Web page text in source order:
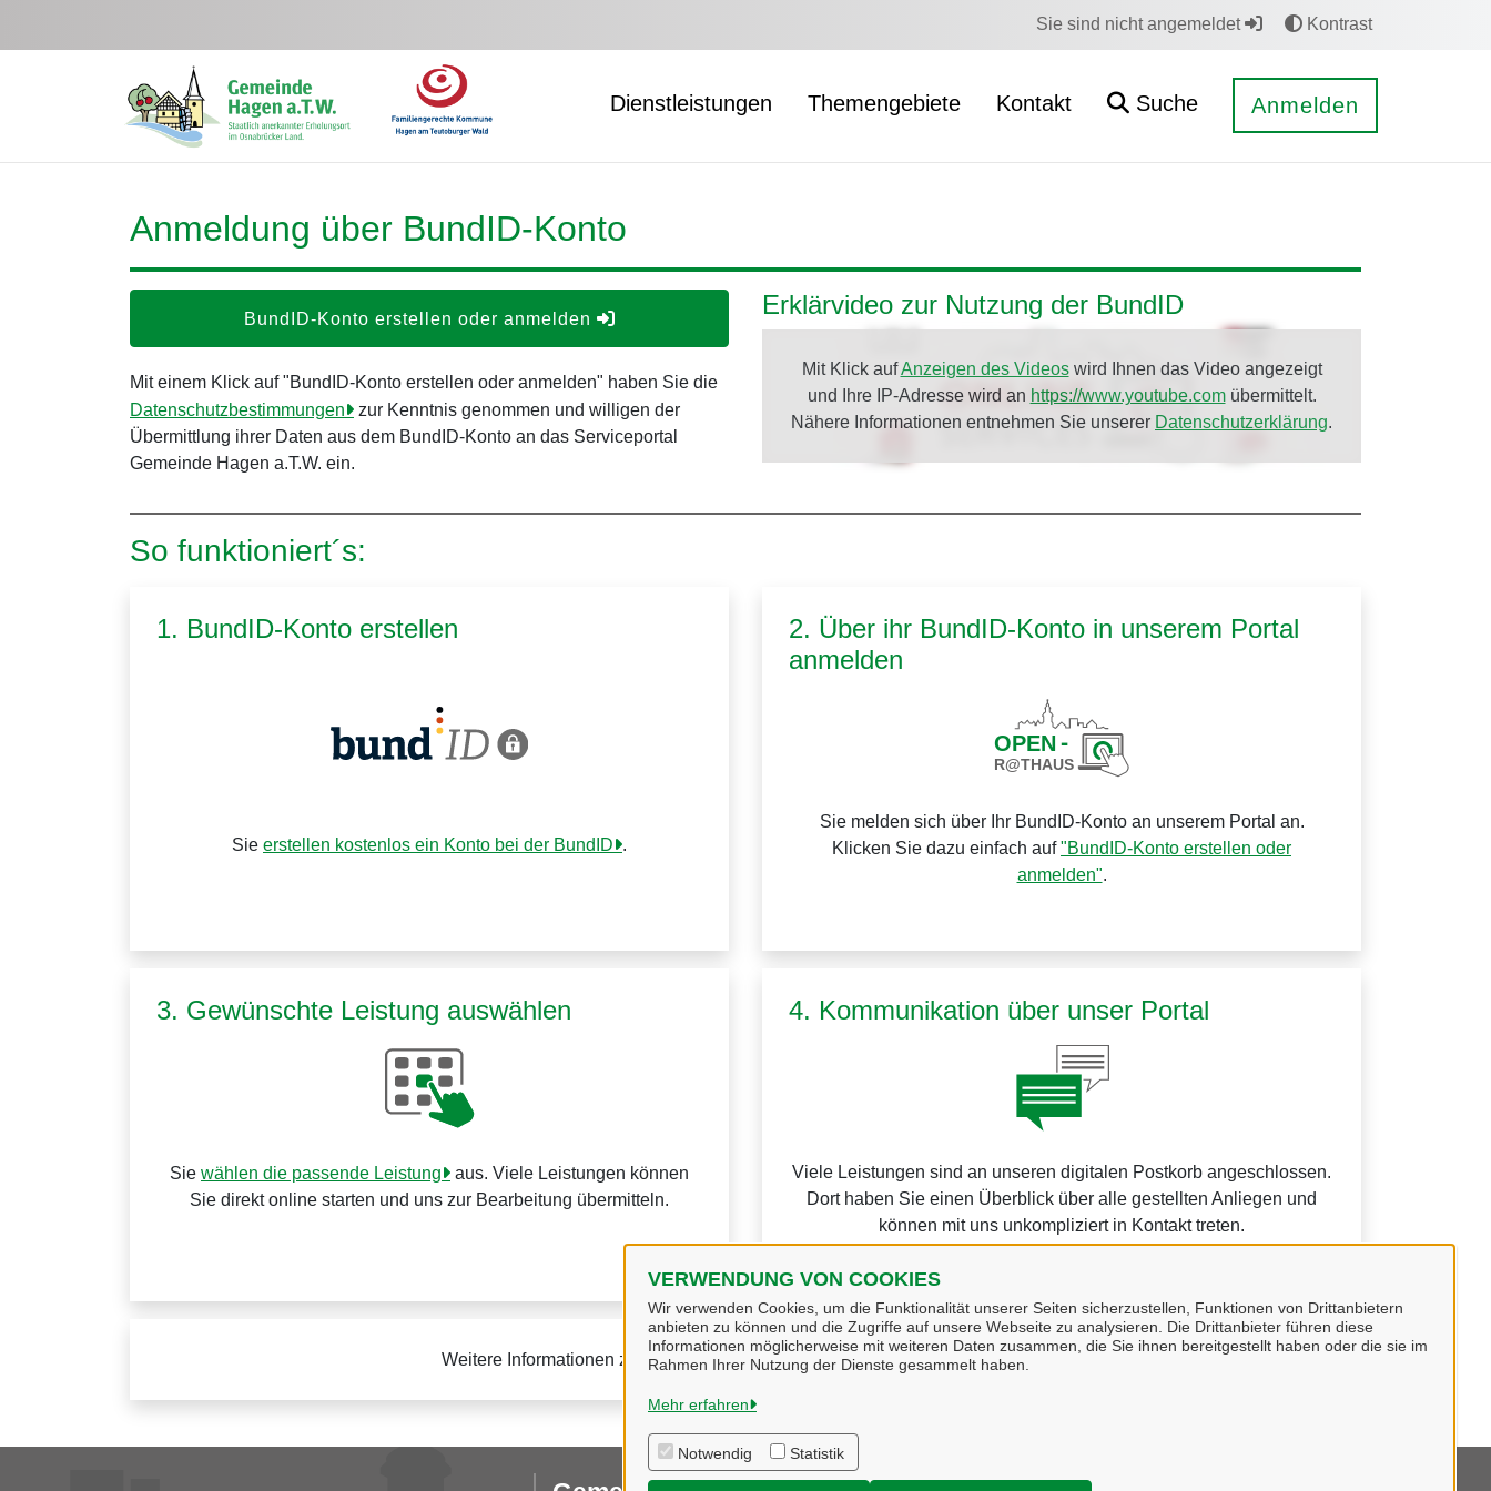
VERWENDUNG VON COOKIES
Wir verwenden Cookies, um die Funktionalität unserer Seiten sicherzustellen, Funktionen von Drittanbietern
anbieten zu können und die Zugriffe auf unsere Webseite zu analysieren. Die Drittanbieter führen diese
Informationen möglicherweise mit weiteren Daten zusammen, die Sie ihnen bereitgestellt haben oder die sie im
Rahmen Ihrer Nutzung der Dienste gesammelt haben.
Mehr erfahren
Notwendig Statistik
Sie sind nicht angemeldet Kontrast
Dienstleistungen Themengebiete Kontakt Suche Anmelden
Anmeldung über BundID-Konto
BundID-Konto erstellen oder anmelden
Mit einem Klick auf "BundID-Konto erstellen oder anmelden" haben Sie die
Datenschutzbestimmungen
zur Kenntnis genommen und willigen der
Übermittlung ihrer Daten aus dem BundID-Konto an das Serviceportal
Gemeinde Hagen a.T.W. ein.
Erklärvideo zur Nutzung der BundID
Mit Klick aufAnzeigen des Videoswird Ihnen das Video angezeigt
und Ihre IP-Adresse wird an https://www.youtube.comübermittelt.
Nähere Informationen entnehmen Sie unserer Datenschutzerklärung.
So funktioniert´s:
1. BundID-Konto erstellen
Sie erstellen kostenlos ein Konto bei der BundID .
2. Über ihr BundID-Konto in unserem Portal
anmelden
Sie melden sich über Ihr BundID-Konto an unserem Portal an.
Klicken Sie dazu einfach auf"BundID-Konto erstellen oder
anmelden".
3. Gewünschte Leistung auswählen
Sie wählen die passende Leistung
aus. Viele Leistungen können
Sie direkt online starten und uns zur Bearbeitung übermitteln.
4. Kommunikation über unser Portal
Viele Leistungen sind an unseren digitalen Postkorb angeschlossen.
Dort haben Sie einen Überblick über alle gestellten Anliegen und
können mit uns unkompliziert in Kontakt treten.
Weitere Informationen zur BundID finden Sie auf derFAQ-Seite des Bundes.